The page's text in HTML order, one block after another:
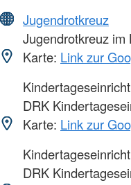
Jugendrotkreuz
Jugendrotkreuz im
Karte: Link zur
DRK
Karte: Link zur
DRK